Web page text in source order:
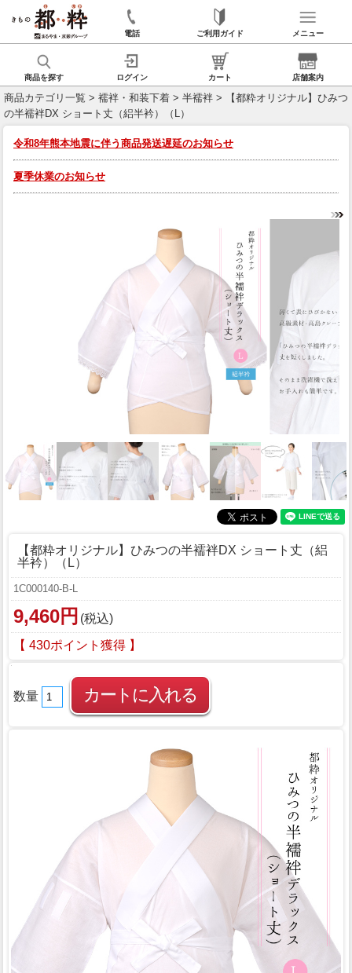
電話 ご利用ガイド メニュー
商品を探す ログイン カート 店舗案内
商品カテゴリ一覧 > 襦袢・和装下着 > 半襦袢 > 【都粋オリジナル】ひみつ
の半襦袢DX ショート丈（絽半衿）（L）
令和8年熊本地震に伴う商品発送遅延のお知らせ
夏季休業のお知らせ
【都粋オリジナル】ひみつの半襦袢DX ショート丈（絽
半衿）（L）
1C000140-B-L
9,460円 (税込)
【 430ポイント獲得 】
数量